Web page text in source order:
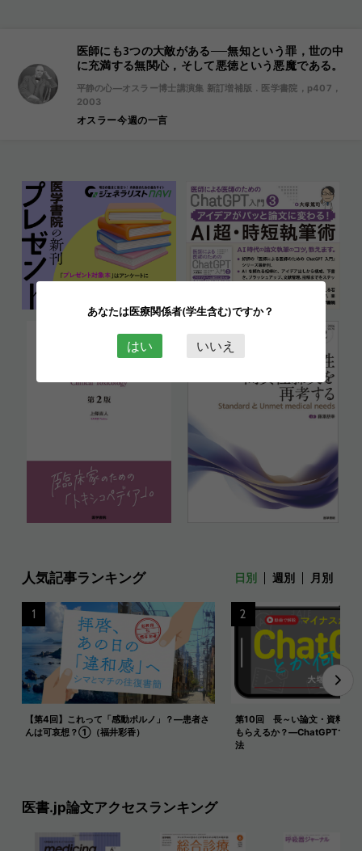
医師にも3つの大敵がある──無知という罪，世の中
に充満する無関心，そして悪徳という悪魔である。
平静の心―オスラー博士講演集 新訂増補版．医学書院，p407，
2003
オスラー今週の一言
人気記事ランキング 日別 週別 月別
【第4回】これって「感動ポルノ」？―患者さ
んは可哀想？①（福井彩香）
1
第10回 長～い論文・資料を
もらえるか？―ChatGPTで長
法
2
医書.jp論文アクセスランキング
あなたは医療関係者(学生含む)ですか？
はい いいえ